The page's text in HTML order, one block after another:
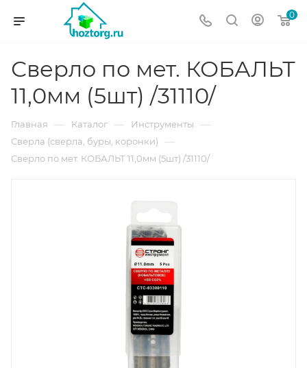
0
Сверло по мет. КОБАЛЬТ
11,0мм (5шт) /31110/
Главная — Каталог — Инструменты —
Сверла (сверла, буры, коронки) —
Сверло по мет. КОБАЛЬТ 11,0мм (5шт) /31110/